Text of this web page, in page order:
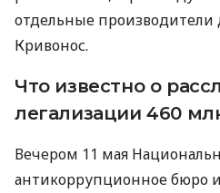
отдельные
Кривонос.
Что известно о
легализации 460
Вечером 11 мая
антикоррупционное бюро